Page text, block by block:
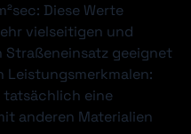
Diese Werte
vielseitigen und
geeignet
Leistungsmerkmalen:
tatsächlich eine
anderen Materialien